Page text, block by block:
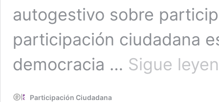
autogestivo sobre
participación ciudadana
democracia … Sigue
Participación Ciudadana